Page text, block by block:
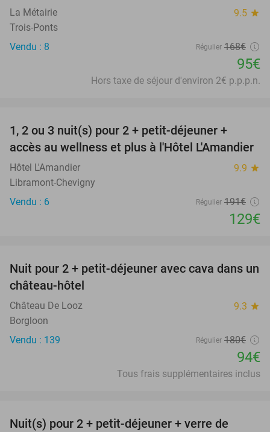
La Métairie 9.5 star
Trois-Ponts
Vendu : 8
Régulier 168€
95€
Hors taxe de séjour d'environ 2€ p.p.p.n.
TODAY
1, 2 ou 3 nuit(s) pour 2 + petit-déjeuner +
accès au wellness et plus à l'Hôtel L'Amandier
Hôtel L'Amandier 9.9 star
Libramont-Chevigny
Vendu : 6
Régulier 191€
129€
48%
Nuit pour 2 + petit-déjeuner avec cava dans un
château-hôtel
Château De Looz 9.3 star
Borgloon
Vendu : 139
Régulier 180€
94€
Tous frais supplémentaires inclus
Nuit(s) pour 2 + petit-déjeuner + verre de